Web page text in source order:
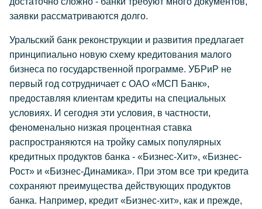
заявки рассматриваются долго.
Уральский банк реконструкции и развития предлагает
принципиально новую схему кредитования малого
бизнеса по государственной программе. УБРиР не
первый год сотрудничает с ОАО «МСП Банк»,
предоставляя клиентам кредиты на специальных
условиях. И сегодня эти условия, в частности,
феноменально низкая процентная ставка
распространяются на тройку самых популярных
кредитных продуктов банка - «Бизнес-Хит», «Бизнес-
Рост» и «Бизнес-Динамика». При этом все три кредита
сохраняют преимущества действующих продуктов
банка. Например, кредит «Бизнес-хит», как и прежде,